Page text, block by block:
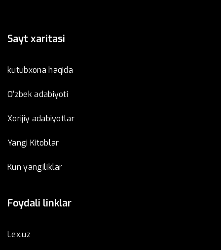
Sayt xaritasi
kutubxona haqida
O'zbek adabiyoti
Xorijiy adabiyotlar
Yangi Kitoblar
Kun yangiliklar
Foydali linklar
Lex.uz